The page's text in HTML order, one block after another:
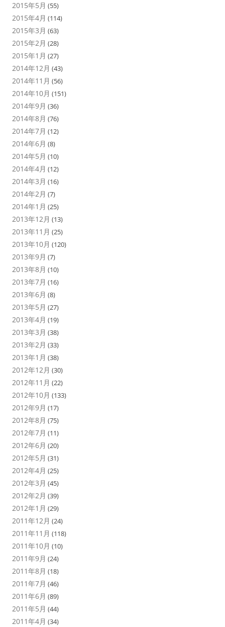
2015年5月 (55)
2015年4月 (114)
2015年3月 (63)
2015年2月 (28)
2015年1月 (27)
2014年12月 (43)
2014年11月 (56)
2014年10月 (151)
2014年9月 (36)
2014年8月 (76)
2014年7月 (12)
2014年6月 (8)
2014年5月 (10)
2014年4月 (12)
2014年3月 (16)
2014年2月 (7)
2014年1月 (25)
2013年12月 (13)
2013年11月 (25)
2013年10月 (120)
2013年9月 (7)
2013年8月 (10)
2013年7月 (16)
2013年6月 (8)
2013年5月 (27)
2013年4月 (19)
2013年3月 (38)
2013年2月 (33)
2013年1月 (38)
2012年12月 (30)
2012年11月 (22)
2012年10月 (133)
2012年9月 (17)
2012年8月 (75)
2012年7月 (11)
2012年6月 (20)
2012年5月 (31)
2012年4月 (25)
2012年3月 (45)
2012年2月 (39)
2012年1月 (29)
2011年12月 (24)
2011年11月 (118)
2011年10月 (10)
2011年9月 (24)
2011年8月 (18)
2011年7月 (46)
2011年6月 (89)
2011年5月 (44)
2011年4月 (34)